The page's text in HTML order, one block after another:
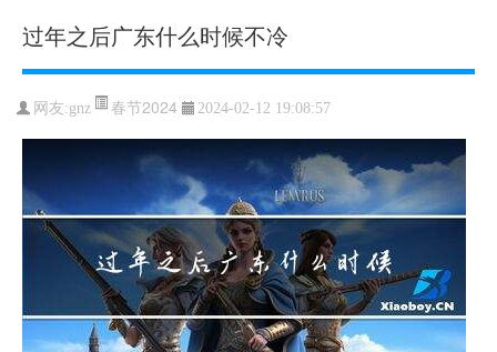
过年之后广东什么时候不冷
网友:gnz 春节2024 2024-02-12 19:08:57